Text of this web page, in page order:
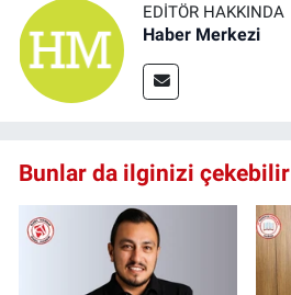
EDITÖR HAKKINDA
Haber Merkezi
Bunlar da ilginizi çekebilir